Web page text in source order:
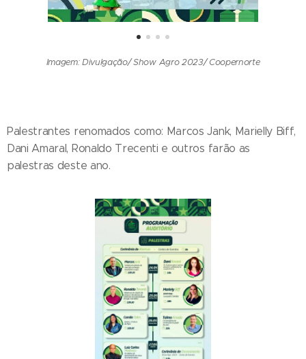
Imagem: Divulgação/ Show Agro 2023/ Coopernorte
Palestrantes renomados como: Marcos Jank, Marielly Biff,
Dani Amaral, Ronaldo Trecenti e outros farão as
palestras deste ano.